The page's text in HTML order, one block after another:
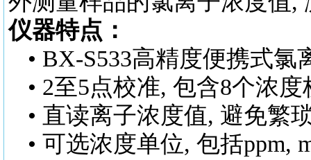
仪器特点：
• BX-S533高精度便携式氯
• 2至5点校准, 包含8个浓
• 直读离子浓度值, 避免繁
• 可选浓度单位, 包括ppm,